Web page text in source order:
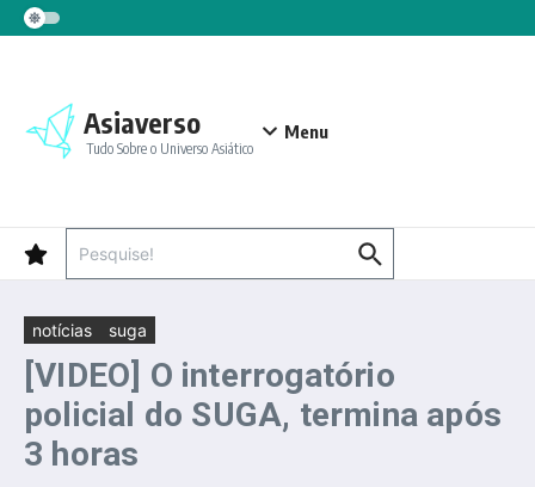
Ir para o conteúdo
Asiaverso
Tudo Sobre o Universo Asiático
Menu
notícias suga
[VIDEO] O interrogatório
policial do SUGA, termina após
3 horas